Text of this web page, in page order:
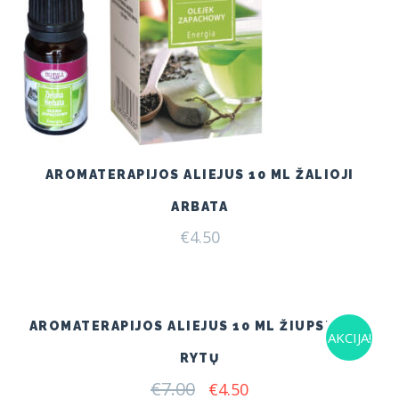
AROMATERAPIJOS ALIEJUS 10 ML ŽALIOJI
ARBATA
€4.50
AKCIJA!
AROMATERAPIJOS ALIEJUS 10 ML ŽIUPSNELIS
RYTŲ
€7.00 Original
€4.50Current